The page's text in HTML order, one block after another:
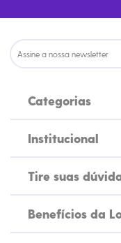
Categorias
Institucional
Tire suas
Benefícios da